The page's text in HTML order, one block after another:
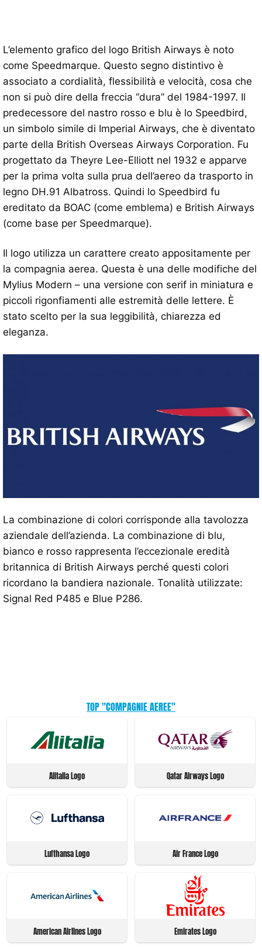
L’elemento grafico del logo British Airways è noto
come Speedmarque. Questo segno distintivo è
associato a cordialità, flessibilità e velocità, cosa che
non si può dire della freccia “dura” del 1984-1997. Il
predecessore del nastro rosso e blu è lo Speedbird,
un simbolo simile di Imperial Airways, che è diventato
parte della British Overseas Airways Corporation. Fu
progettato da Theyre Lee-Elliott nel 1932 e apparve
per la prima volta sulla prua dell’aereo da trasporto in
legno DH.91 Albatross. Quindi lo Speedbird fu
ereditato da BOAC (come emblema) e British Airways
(come base per Speedmarque).
Il logo utilizza un carattere creato appositamente per
la compagnia aerea. Questa è una delle modifiche del
Mylius Modern – una versione con serif in miniatura e
piccoli rigonfiamenti alle estremità delle lettere. È
stato scelto per la sua leggibilità, chiarezza ed
eleganza.
La combinazione di colori corrisponde alla tavolozza
aziendale dell’azienda. La combinazione di blu,
bianco e rosso rappresenta l’eccezionale eredità
britannica di British Airways perché questi colori
ricordano la bandiera nazionale. Tonalità utilizzate:
Signal Red P485 e Blue P286.
TOP "COMPAGNIE AEREE"
Alitalia Logo Qatar Airways Logo
Lufthansa Logo Air France Logo
American Airlines Logo Emirates Logo